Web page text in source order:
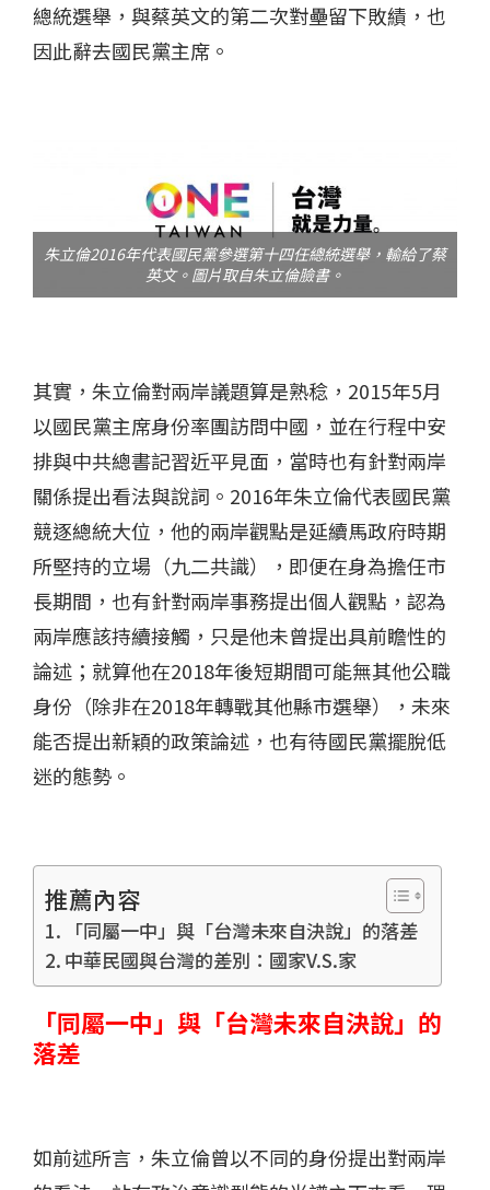
總統選舉，與蔡英文的第二次對壘留下敗績，也
因此辭去國民黨主席。
朱立倫2016年代表國民黨參選第十四任總統選舉，輸給了蔡
英文。圖片取自朱立倫臉書。
其實，朱立倫對兩岸議題算是熟稔，2015年5月
以國民黨主席身份率團訪問中國，並在行程中安
排與中共總書記習近平見面，當時也有針對兩岸
關係提出看法與說詞。2016年朱立倫代表國民黨
競逐總統大位，他的兩岸觀點是延續馬政府時期
所堅持的立場（九二共識），即便在身為擔任市
長期間，也有針對兩岸事務提出個人觀點，認為
兩岸應該持續接觸，只是他未曾提出具前瞻性的
論述；就算他在2018年後短期間可能無其他公職
身份（除非在2018年轉戰其他縣市選舉），未來
能否提出新穎的政策論述，也有待國民黨擺脫低
迷的態勢。
推薦內容
「同屬一中」與「台灣未來自決說」的落差
中華民國與台灣的差別：國家V.S.家
「同屬一中」與「台灣未來自決說」的
落差
如前述所言，朱立倫曾以不同的身份提出對兩岸